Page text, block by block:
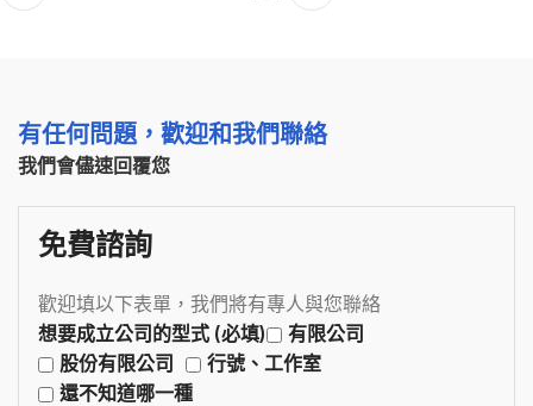
有任何問題，歡迎和我們聯絡
我們會儘速回覆您
免費諮詢
歡迎填以下表單，我們將有專人與您聯絡
想要成立公司的型式 (必填)
有限公司
股份有限公司
行號、工作室
還不知道哪一種